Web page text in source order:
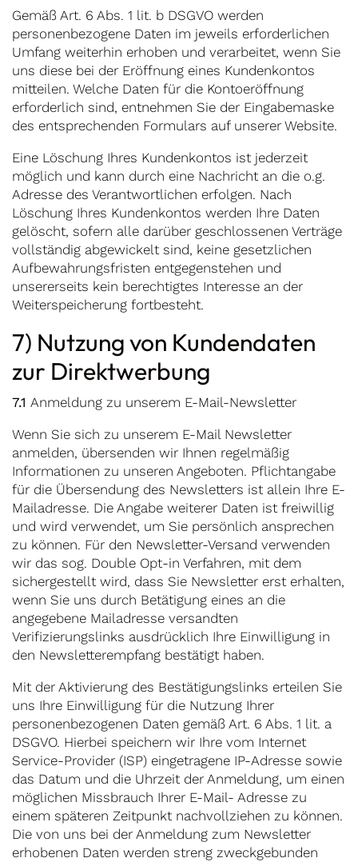
Gemäß Art. 6 Abs. 1 lit. b DSGVO werden
personenbezogene Daten im jeweils erforderlichen
Umfang weiterhin erhoben und verarbeitet, wenn Sie
uns diese bei der Eröffnung eines Kundenkontos
mitteilen. Welche Daten für die Kontoeröffnung
erforderlich sind, entnehmen Sie der Eingabemaske
des entsprechenden Formulars auf unserer Website.
Eine Löschung Ihres Kundenkontos ist jederzeit
möglich und kann durch eine Nachricht an die o.g.
Adresse des Verantwortlichen erfolgen. Nach
Löschung Ihres Kundenkontos werden Ihre Daten
gelöscht, sofern alle darüber geschlossenen Verträge
vollständig abgewickelt sind, keine gesetzlichen
Aufbewahrungsfristen entgegenstehen und
unsererseits kein berechtigtes Interesse an der
Weiterspeicherung fortbesteht.
7) Nutzung von Kundendaten
zur Direktwerbung
7.1 Anmeldung zu unserem E-Mail-Newsletter
Wenn Sie sich zu unserem E-Mail Newsletter
anmelden, übersenden wir Ihnen regelmäßig
Informationen zu unseren Angeboten. Pflichtangabe
für die Übersendung des Newsletters ist allein Ihre E-
Mailadresse. Die Angabe weiterer Daten ist freiwillig
und wird verwendet, um Sie persönlich ansprechen
zu können. Für den Newsletter-Versand verwenden
wir das sog. Double Opt-in Verfahren, mit dem
sichergestellt wird, dass Sie Newsletter erst erhalten,
wenn Sie uns durch Betätigung eines an die
angegebene Mailadresse versandten
Verifizierungslinks ausdrücklich Ihre Einwilligung in
den Newsletterempfang bestätigt haben.
Mit der Aktivierung des Bestätigungslinks erteilen Sie
uns Ihre Einwilligung für die Nutzung Ihrer
personenbezogenen Daten gemäß Art. 6 Abs. 1 lit. a
DSGVO. Hierbei speichern wir Ihre vom Internet
Service-Provider (ISP) eingetragene IP-Adresse sowie
das Datum und die Uhrzeit der Anmeldung, um einen
möglichen Missbrauch Ihrer E-Mail- Adresse zu
einem späteren Zeitpunkt nachvollziehen zu können.
Die von uns bei der Anmeldung zum Newsletter
erhobenen Daten werden streng zweckgebunden